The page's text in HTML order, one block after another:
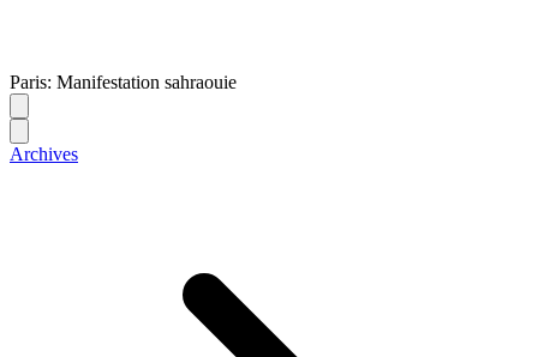
Paris: Manifestation sahraouie
Archives